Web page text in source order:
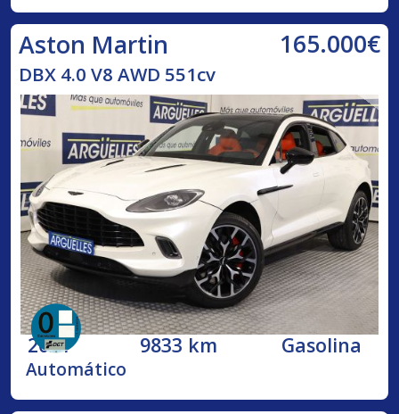
Aston Martin 165.000€
DBX 4.0 V8 AWD 551cv
2021 9833 km Gasolina
Automático